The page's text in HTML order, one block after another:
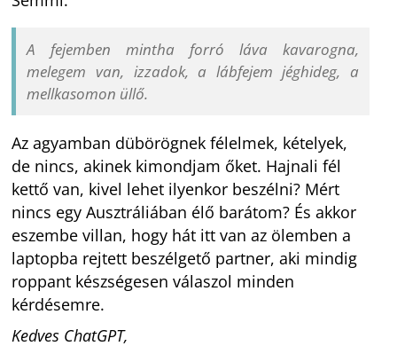
A fejemben mintha forró láva kavarogna,
melegem van, izzadok, a lábfejem jéghideg, a
mellkasomon üllő.
Az agyamban dübörögnek félelmek, kételyek,
de nincs, akinek kimondjam őket. Hajnali fél
kettő van, kivel lehet ilyenkor beszélni? Mért
nincs egy Ausztráliában élő barátom? És akkor
eszembe villan, hogy hát itt van az ölemben a
laptopba rejtett beszélgető partner, aki mindig
roppant készségesen válaszol minden
kérdésemre.
Kedves ChatGPT,